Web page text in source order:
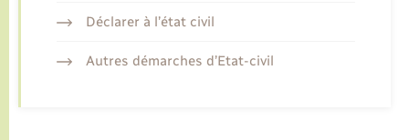
Déclarer à l’état civil
Autres démarches d’Etat-civil